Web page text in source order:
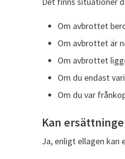
Om avbrottet
Om avbrottet är
Om avbrottet
Om du endast
Om du var
Kan
Ja, enligt ellagen kan